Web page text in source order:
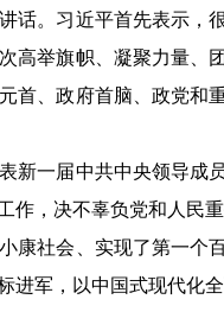
。习近平首先表示，
高举旗帜、凝聚力量、
首、政府首脑、政党和
一届中共中央领导成
，决不辜负党和人民重
社会、实现了第一个
军，以中国式现代化